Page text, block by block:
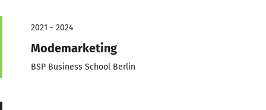
2021 - 2024
Modemarketing
BSP Business School Berlin